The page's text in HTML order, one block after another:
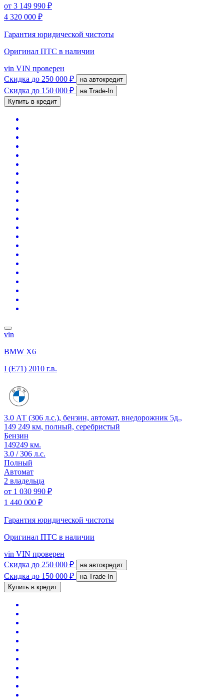
от 3 149 990 ₽
4 320 000 ₽
Гарантия юридической чистоты
Оригинал ПТС в наличии
vin VIN проверен
Скидка до 250 000 ₽ на автокредит
Скидка до 150 000 ₽
на Trade-In
Купить в кредит
vin
BMW X6
I (E71) 2010 г.в.
3.0 АТ (306 л.с.), бензин, автомат, внедорожник 5д.,
149 249 км, полный, серебристый
Бензин
149249 км.
3.0 / 306 л.с.
Полный
Автомат
2 владельца
от 1 030 990 ₽
1 440 000 ₽
Гарантия юридической чистоты
Оригинал ПТС в наличии
vin VIN проверен
Скидка до 250 000 ₽ на автокредит
Скидка до 150 000 ₽
на Trade-In
Купить в кредит